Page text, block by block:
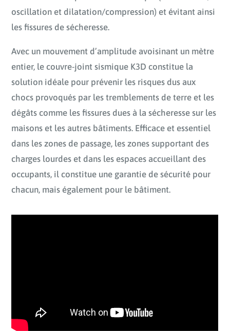
oscillation et dilatation/compression) et évitant ainsi
les fissures de sécheresse.
Avec un mouvement d’amplitude avoisinant un mètre
entier, le couvre-joint sismique K3D constitue la
solution idéale pour prévenir les risques dus aux
chocs provoqués par les tremblements de terre et les
dégâts comme les fissures dues à la sécheresse sur les
maisons et les autres bâtiments. Efficace et essentiel
dans les zones de passage, les zones supportant des
charges lourdes et dans les espaces accueillant des
occupants, il constitue une garantie de sécurité pour
chacun, mais également pour le bâtiment.